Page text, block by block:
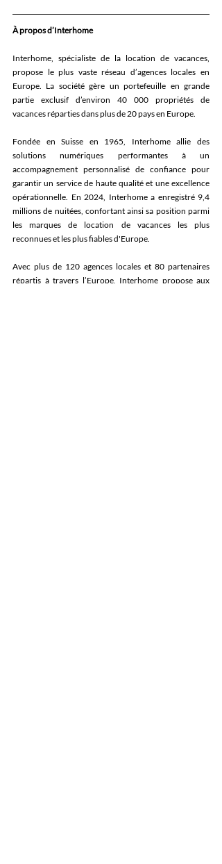
À propos d’Interhome
Interhome, spécialiste de la location de vacances,
propose le plus vaste réseau d’agences locales en
Europe. La société gère un portefeuille en grande
partie exclusif d’environ 40 000 propriétés de
vacances réparties dans plus de 20 pays en Europe.
Fondée en Suisse en 1965, Interhome allie des
solutions numériques performantes à un
accompagnement personnalisé de confiance pour
garantir un service de haute qualité et une excellence
opérationnelle. En 2024, Interhome a enregistré 9,4
millions de nuitées, confortant ainsi sa position parmi
les marques de location de vacances les plus
reconnues et les plus fiables d'Europe.
Avec plus de 120 agences locales et 80 partenaires
répartis à travers l’Europe, Interhome propose aux